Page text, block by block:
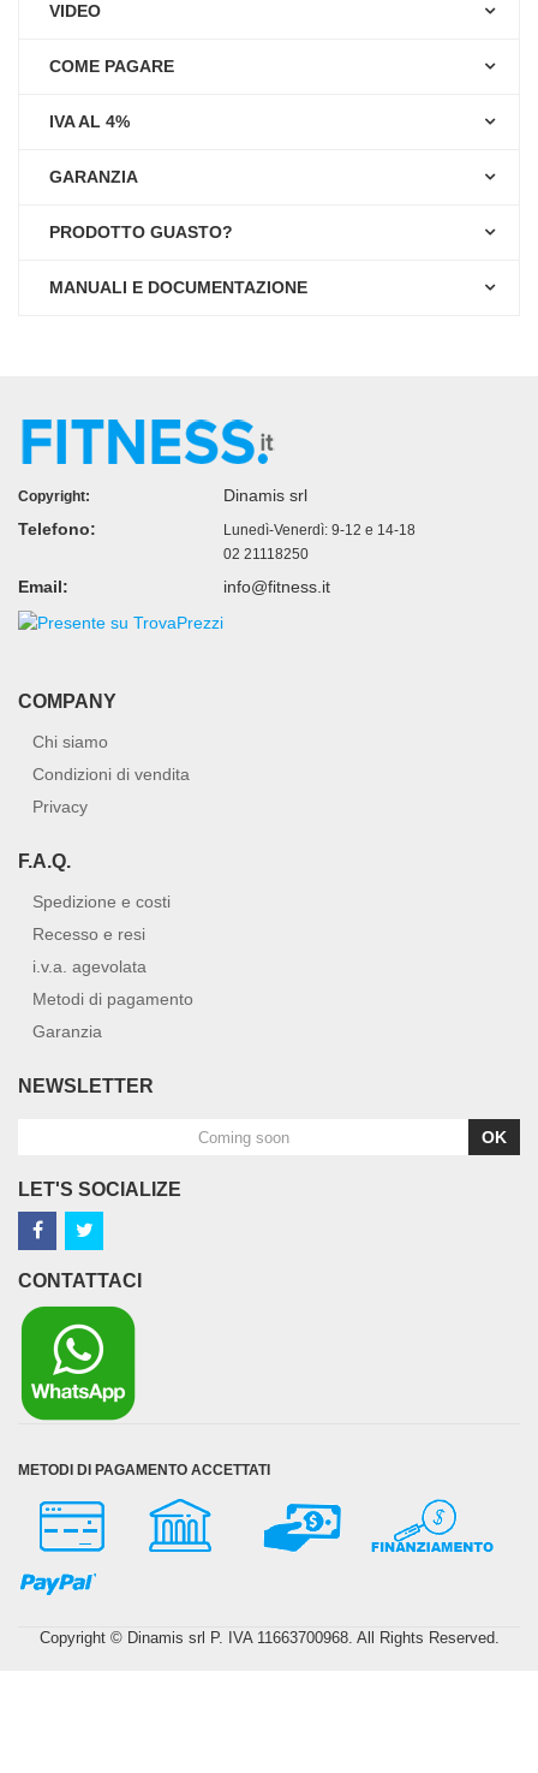
VIDEO
COME PAGARE
IVA AL 4%
GARANZIA
PRODOTTO GUASTO?
MANUALI E DOCUMENTAZIONE
Copyright:
Dinamis srl
Telefono:
Lunedì-Venerdì: 9-12 e 14-18
02 21118250
Email: info@fitness.it
COMPANY
Chi siamo
Condizioni di vendita
Privacy
F.A.Q.
Spedizione e costi
Recesso e resi
i.v.a. agevolata
Metodi di pagamento
Garanzia
NEWSLETTER
OK
LET'S SOCIALIZE
CONTATTACI
METODI DI PAGAMENTO ACCETTATI
Copyright © Dinamis srl P. IVA 11663700968. All Rights Reserved.